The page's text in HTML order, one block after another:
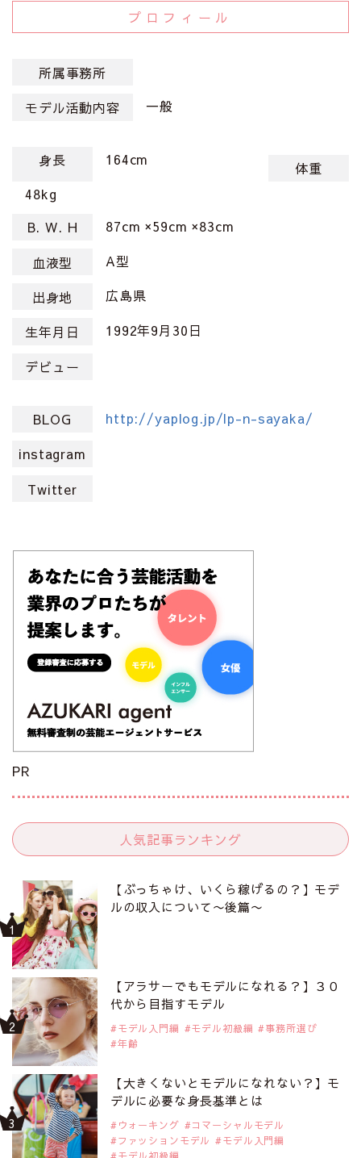
プロフィール
所属事務所
モデル活動内容
一般
身長 164cm
体重
48kg
B. W. H
87cm ×59cm ×83cm
血液型 A型
出身地 広島県
生年月日 1992年9月30日
デビュー
BLOG http://yaplog.jp/lp-n-sayaka/
instagram
Twitter
PR
人気記事ランキング
【ぶっちゃけ、いくら稼げるの？】モデ
ルの収入について〜後篇〜
【アラサーでもモデルになれる？】３０
代から目指すモデル
モデル入門編 モデル初級編
事務所選び
年齢
【大きくないとモデルになれない？】モ
デルに必要な身長基準とは
ウォーキング
コマーシャルモデル
ファッションモデル
モデル入門編